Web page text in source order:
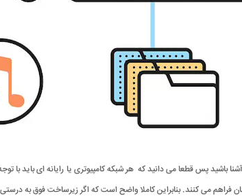
باشید پس قطعا می دانید که هر شبکه کامپیوتری یا رایانه ای باید
فراهم می کنند. بنابراین کاملا واضح است که اگر زیرساخت فوق به